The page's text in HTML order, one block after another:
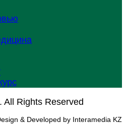
Rights Reserved
& Developed by Interamedia KZ